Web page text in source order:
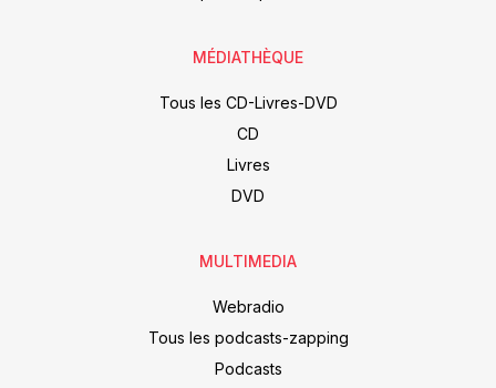
MÉDIATHÈQUE
Tous les CD-Livres-DVD
CD
Livres
DVD
MULTIMEDIA
Webradio
Tous les podcasts-zapping
Podcasts